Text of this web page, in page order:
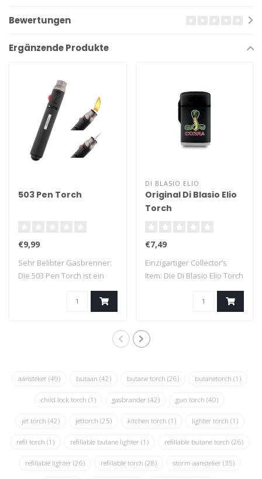
Bewertungen
Ergänzende Produkte
503 Pen Torch
€9,99
Sehr Belibter Gasbrenner:
Die 503 Pen Torch ist ein
DI BLASIO ELIO
Original Di Blasio Elio
Torch
€7,49
Einzigartiger Collector’s
Item: Die Di Blasio Elio Torch
aansteker (49) butaan (42) butane torch (26) butanetorch (1)
child lock torch (1) gasbrander (42) gun torch (40)
jet torch (42) jettorch (25) kitchen torch (1) lighter torch (1)
refil torch (1) refillable butane lighter (1) refillable butane torch (26)
refillable lighter (26) refillable torch (28) storm aansteker (35)